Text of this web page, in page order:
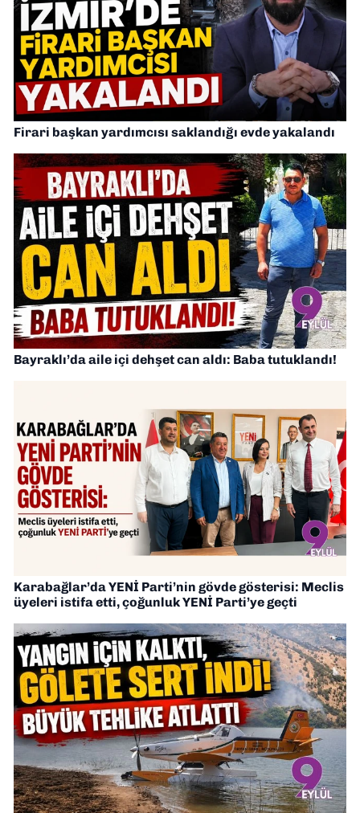
Firari başkan yardımcısı saklandığı evde yakalandı
Bayraklı’da aile içi dehşet can aldı: Baba tutuklandı!
Karabağlar’da YENİ Parti’nin gövde gösterisi: Meclis
üyeleri istifa etti, çoğunluk YENİ Parti’ye geçti